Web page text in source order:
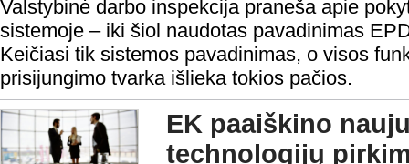
Valstybinė darbo inspekcija praneša apie
sistemoje – iki šiol naudotas pavadinimas
Keičiasi tik sistemos pavadinimas, o visos
prisijungimo tvarka išlieka tokios pačios.
EK paaiškino
technologijų